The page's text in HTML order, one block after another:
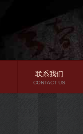
联系我们
CONTACT US